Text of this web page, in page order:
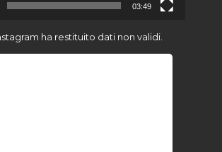
03:49
ha restituito dati non validi.